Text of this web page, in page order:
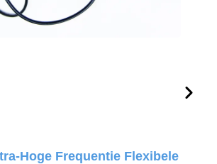
Hoge Frequentie Flexibele